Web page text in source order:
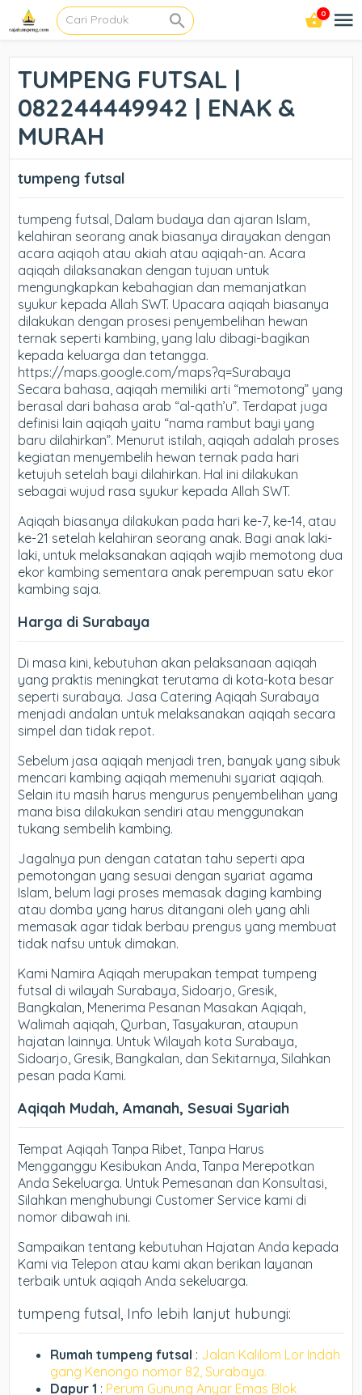
0
TUMPENG FUTSAL |
082244449942 | ENAK &
MURAH
tumpeng futsal
tumpeng futsal, Dalam budaya dan ajaran Islam,
kelahiran seorang anak biasanya dirayakan dengan
acara aqiqoh atau akiah atau aqiqah-an. Acara
aqiqah dilaksanakan dengan tujuan untuk
mengungkapkan kebahagian dan memanjatkan
syukur kepada Allah SWT. Upacara aqiqah biasanya
dilakukan dengan prosesi penyembelihan hewan
ternak seperti kambing, yang lalu dibagi-bagikan
kepada keluarga dan tetangga.
https://maps.google.com/maps?q=Surabaya
Secara bahasa, aqiqah memiliki arti “memotong” yang
berasal dari bahasa arab “al-qath’u”. Terdapat juga
definisi lain aqiqah yaitu “nama rambut bayi yang
baru dilahirkan”. Menurut istilah, aqiqah adalah proses
kegiatan menyembelih hewan ternak pada hari
ketujuh setelah bayi dilahirkan. Hal ini dilakukan
sebagai wujud rasa syukur kepada Allah SWT.
Aqiqah biasanya dilakukan pada hari ke-7, ke-14, atau
ke-21 setelah kelahiran seorang anak. Bagi anak laki-
laki, untuk melaksanakan aqiqah wajib memotong dua
ekor kambing sementara anak perempuan satu ekor
kambing saja.
Harga di Surabaya
Di masa kini, kebutuhan akan pelaksanaan aqiqah
yang praktis meningkat terutama di kota-kota besar
seperti surabaya. Jasa Catering Aqiqah Surabaya
menjadi andalan untuk melaksanakan aqiqah secara
simpel dan tidak repot.
Sebelum jasa aqiqah menjadi tren, banyak yang sibuk
mencari kambing aqiqah memenuhi syariat aqiqah.
Selain itu masih harus mengurus penyembelihan yang
mana bisa dilakukan sendiri atau menggunakan
tukang sembelih kambing.
Jagalnya pun dengan catatan tahu seperti apa
pemotongan yang sesuai dengan syariat agama
Islam, belum lagi proses memasak daging kambing
atau domba yang harus ditangani oleh yang ahli
memasak agar tidak berbau prengus yang membuat
tidak nafsu untuk dimakan.
Kami Namira Aqiqah merupakan tempat tumpeng
futsal di wilayah Surabaya, Sidoarjo, Gresik,
Bangkalan, Menerima Pesanan Masakan Aqiqah,
Walimah aqiqah, Qurban, Tasyakuran, ataupun
hajatan lainnya. Untuk Wilayah kota Surabaya,
Sidoarjo, Gresik, Bangkalan, dan Sekitarnya, Silahkan
pesan pada Kami.
Aqiqah Mudah, Amanah, Sesuai Syariah
Tempat Aqiqah Tanpa Ribet, Tanpa Harus
Mengganggu Kesibukan Anda, Tanpa Merepotkan
Anda Sekeluarga. Untuk Pemesanan dan Konsultasi,
Silahkan menghubungi Customer Service kami di
nomor dibawah ini.
Sampaikan tentang kebutuhan Hajatan Anda kepada
Kami via Telepon atau kami akan berikan layanan
terbaik untuk aqiqah Anda sekeluarga.
tumpeng futsal, Info lebih lanjut hubungi:
Rumah tumpeng futsal : Jalan Kalilom Lor Indah
gang Kenongo nomor 82, Surabaya.
Dapur 1 : Perum Gunung Anyar Emas Blok